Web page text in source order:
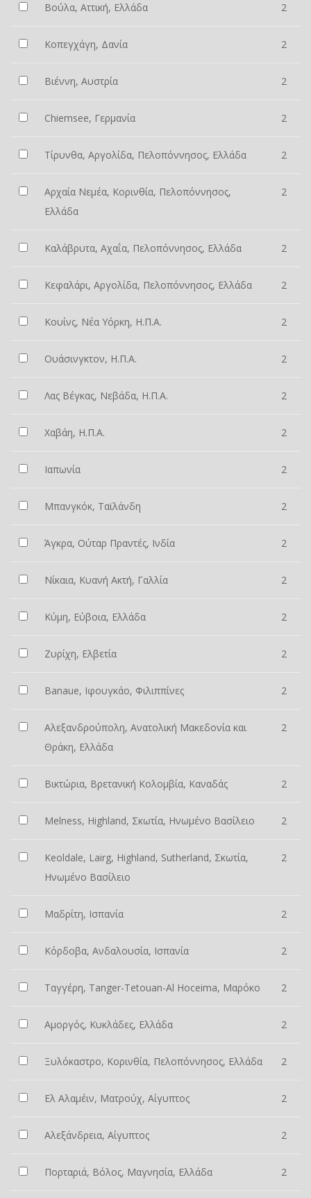
Βούλα, Αττική, Ελλάδα 2
Κοπεγχάγη, Δανία 2
Βιέννη, Αυστρία 2
Chiemsee, Γερμανία 2
Τίρυνθα, Αργολίδα, Πελοπόννησος, Ελλάδα 2
Αρχαία Νεμέα, Κορινθία, Πελοπόννησος,
Ελλάδα
2
Καλάβρυτα, Αχαΐα, Πελοπόννησος, Ελλάδα 2
Κεφαλάρι, Αργολίδα, Πελοπόννησος, Ελλάδα 2
Κουίνς, Νέα Υόρκη, Η.Π.Α. 2
Ουάσινγκτον, Η.Π.Α. 2
Λας Βέγκας, Νεβάδα, Η.Π.Α. 2
Χαβάη, Η.Π.Α. 2
Ιαπωνία 2
Μπανγκόκ, Ταϊλάνδη 2
Άγκρα, Ούταρ Πραντές, Ινδία 2
Νίκαια, Κυανή Ακτή, Γαλλία 2
Κύμη, Εύβοια, Ελλάδα 2
Ζυρίχη, Ελβετία 2
Banaue, Ιφουγκάο, Φιλιππίνες 2
Αλεξανδρούπολη, Ανατολική Μακεδονία και
Θράκη, Ελλάδα
2
Βικτώρια, Βρετανική Κολομβία, Καναδάς 2
Melness, Highland, Σκωτία, Ηνωμένο Βασίλειο 2
Keoldale, Lairg, Highland, Sutherland, Σκωτία,
Ηνωμένο Βασίλειο
2
Μαδρίτη, Ισπανία 2
Κόρδοβα, Ανδαλουσία, Ισπανία 2
Ταγγέρη, Tanger-Tetouan-Al Hoceima, Μαρόκο 2
Αμοργός, Κυκλάδες, Ελλάδα 2
Ξυλόκαστρο, Κορινθία, Πελοπόννησος, Ελλάδα 2
Ελ Αλαμέιν, Ματρούχ, Αίγυπτος 2
Αλεξάνδρεια, Αίγυπτος 2
Πορταριά, Βόλος, Μαγνησία, Ελλάδα 2